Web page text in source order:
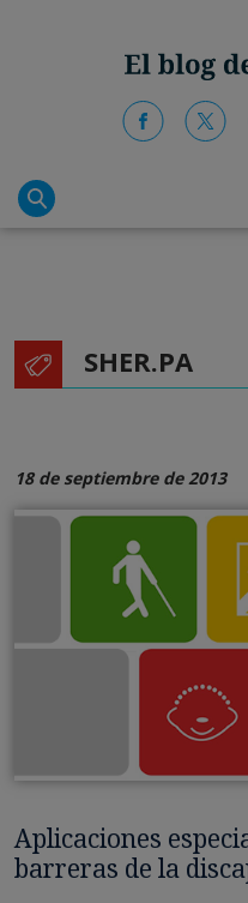
SHER.PA
18 de septiembre de 2013
Aplicaciones
barreras de la